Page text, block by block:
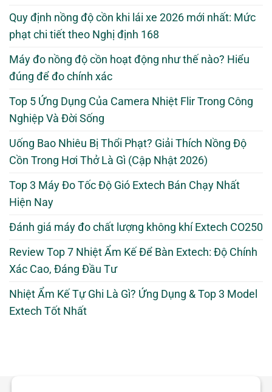
Quy định nồng độ cồn khi lái xe 2026 mới nhất: Mức
phạt chi tiết theo Nghị định 168
Máy đo nồng độ cồn hoạt động như thế nào? Hiểu
đúng để đo chính xác
Top 5 Ứng Dụng Của Camera Nhiệt Flir Trong Công
Nghiệp Và Đời Sống
Uống Bao Nhiêu Bị Thổi Phạt? Giải Thích Nồng Độ
Cồn Trong Hơi Thở Là Gì (Cập Nhật 2026)
Top 3 Máy Đo Tốc Độ Gió Extech Bán Chạy Nhất
Hiện Nay
Đánh giá máy đo chất lượng không khí Extech CO250
Review Top 7 Nhiệt Ẩm Kế Để Bàn Extech: Độ Chính
Xác Cao, Đáng Đầu Tư
Nhiệt Ẩm Kế Tự Ghi Là Gì? Ứng Dụng & Top 3 Model
Extech Tốt Nhất